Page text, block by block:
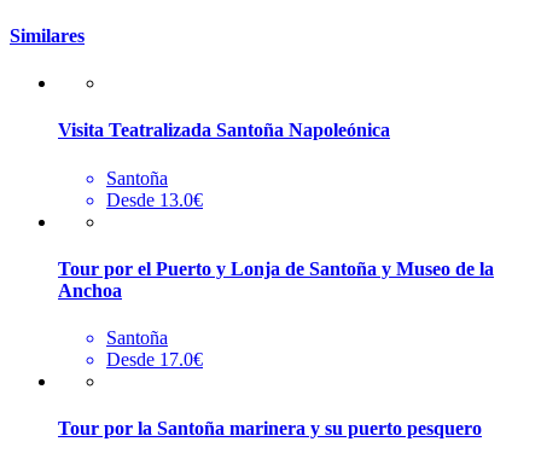
Similares
Visita Teatralizada Santoña Napoleónica
Santoña
Desde 13.0€
Tour por el Puerto y Lonja de Santoña y Museo de la
Anchoa
Santoña
Desde 17.0€
Tour por la Santoña marinera y su puerto pesquero